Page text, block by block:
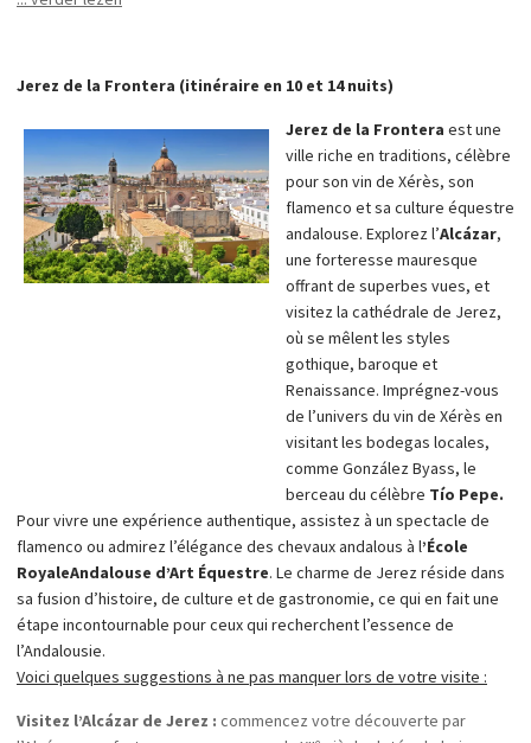
une superbe église mêlant styles architecturaux mauresque et
Mondragón, une majestueuse demeure marquée par les influences
mauresques et dotée de paisibles patios. Aujourd’hui, il abrite un
musée consacré à la riche histoire de Ronda.
Admirez le Puente Nuevo :l’emblématique Puente Nuevo du XVIIIᵉ
siècle est le symbole de Ronda. Il traverse le ravin d’El Tajo, profond
de 120 mètres. Prenez le temps d’admirer le pont depuis différents
points de vue et profitez des panoramas spectaculaires sur le
paysage environnant.
explorez l’une des plus anciennes arènes
d’Espagne, la Plaza de Toros, où vous pourrez en apprendre
davantage sur l’histoire de la corrida et parcourir le petit musée qui
Promenez-vous dans l’Alameda del Tajo : faites une promenade
tranquille dans l’Alameda del Tajo, un parc offrant des sentiers
ombragés et de superbes belvédères. Si vous aimez l’aventure,
descendez dans le ravin pour profiter d’une vue inoubliable du
Puente Nuevo depuis le bas.
Jerez de la Frontera (itinéraire en 10 et 14 nuits)
Jerez de la Frontera est une
ville riche en traditions, célèbre
pour son vin de Xérès, son
flamenco et sa culture équestre
andalouse. Explorez l’Alcázar,
une forteresse mauresque
offrant de superbes vues, et
visitez la cathédrale de Jerez,
où se mêlent les styles
gothique, baroque et
Renaissance. Imprégnez-vous
de l’univers du vin de Xérès en
visitant les bodegas locales,
comme González Byass, le
berceau du célèbre Tío Pepe.
Pour vivre une expérience authentique, assistez à un spectacle de
flamenco ou admirez l’élégance des chevaux andalous à l’École
RoyaleAndalouse d’Art Équestre. Le charme de Jerez réside dans
sa fusion d’histoire, de culture et de gastronomie, ce qui en fait une
étape incontournable pour ceux qui recherchent l’essence de
l’Andalousie.
Voici quelques suggestions à ne pas manquer lors de votre visite :
Visitez l’Alcázar de Jerez : commencez votre découverte par